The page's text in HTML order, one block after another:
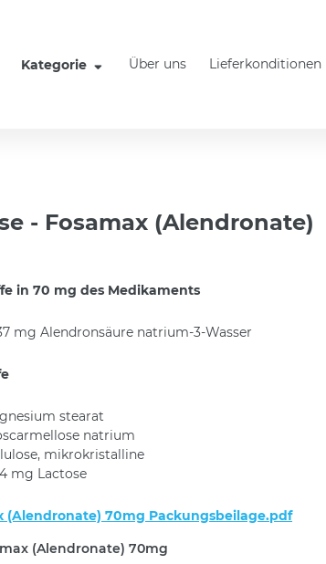
Kategorie Über uns Lieferkonditionen
- Fosamax (Alendronate)
in 70 mg des Medikaments
mg Alendronsäure natrium-3-Wasser
stearat
natrium
mikrokristalline
mg Lactose
(Alendronate) 70mg Packungsbeilage.pdf
(Alendronate) 70mg